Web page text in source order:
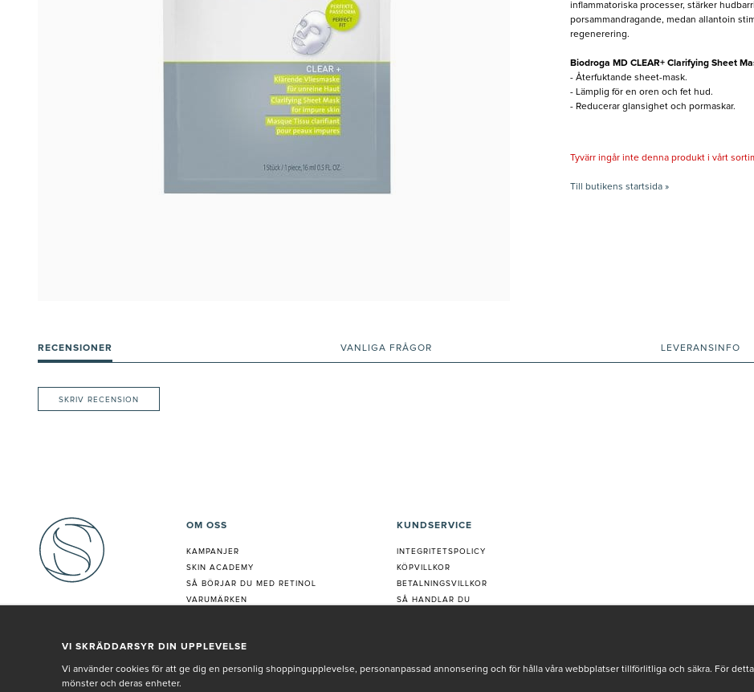
inflammatoriska processer, stärker
porsammandragande, medan allantoin
regenerering.
Biodroga MD CLEAR+ Clarifying Sheet
- Återfuktande sheet-mask.
- Lämplig för en oren och fet hud.
- Reducerar glansighet och pormaskar.
Tyvärr ingår inte denna produkt i vårt
Till butikens startsida »
RECENSIONER VANLIGA FRÅGOR LEVERANSINFO
SKRIV RECENSION
OM OSS
KAMPANJER
SKIN ACADEMY
SÅ BÖRJAR DU MED RETINOL
VARUMÄRKEN
VÅR PERSONAL
KUNDSERVICE
INTEGRITETSPOLICY
KÖPVILLKOR
BETALNINGSVILLKOR
SÅ HANDLAR DU
REKLAMATION
VI SKRÄDDARSYR DIN UPPLEVELSE
Vi använder cookies för att ge dig en personlig shoppingupplevelse, personanpassad annonsering och för hålla våra webbplatser tillförlitliga och säkra. För
mönster och deras enheter.